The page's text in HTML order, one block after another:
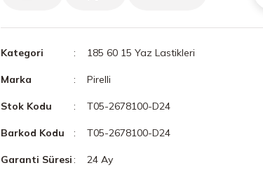
Kategori 185 60 15 Yaz Lastikleri
Marka Pirelli
Stok Kodu T05-2678100-D24
Barkod Kodu T05-2678100-D24
Garanti Süresi 24 Ay